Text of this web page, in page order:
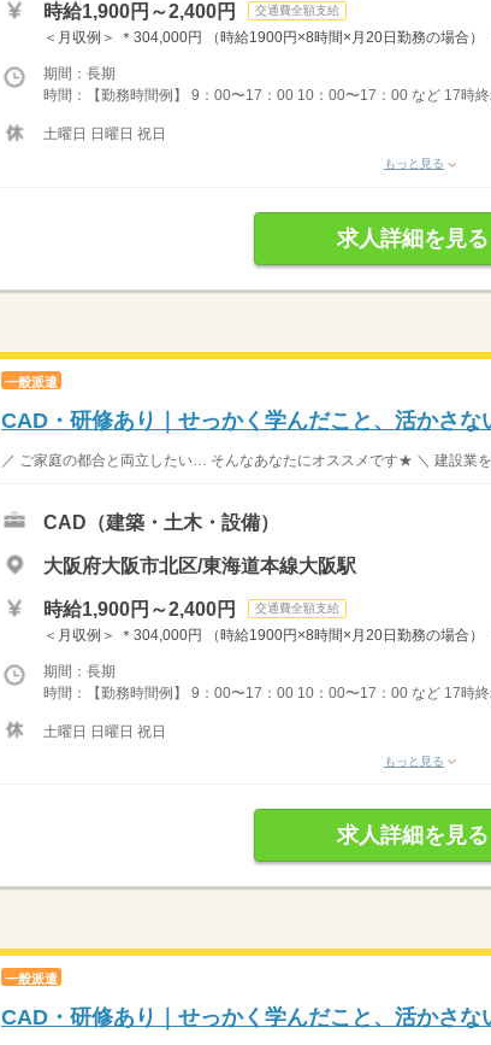
時給1,900円～2,400円 交通費全額支給
＜月収例＞ ＊304,000円 （時給1900円×8時間×月20日勤務の場合）
期間：長期
時間：【勤務時間例】 9：00〜17：00 10：00〜17：00 など 17時
土曜日 日曜日 祝日
もっと見る
求人詳細を見る
一般派遣
CAD・研修あり｜せっかく学んだこと、活かさな
／ ご家庭の都合と両立したい… そんなあなたにオススメです★ ＼ 建設業
CAD（建築・土木・設備）
大阪府大阪市北区/東海道本線大阪駅
時給1,900円～2,400円 交通費全額支給
＜月収例＞ ＊304,000円 （時給1900円×8時間×月20日勤務の場合）
期間：長期
時間：【勤務時間例】 9：00〜17：00 10：00〜17：00 など 17時終
土曜日 日曜日 祝日
もっと見る
求人詳細を見る
一般派遣
CAD・研修あり｜せっかく学んだこと、活かさな